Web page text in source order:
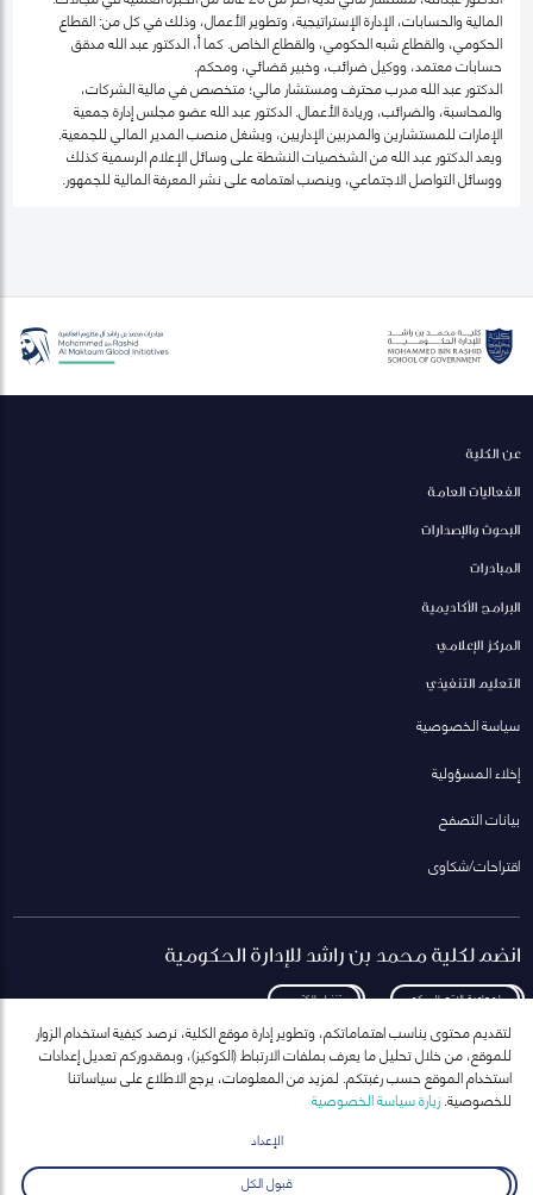
المالية والحسابات، الإدارة الإستراتيجية، وتطوير الأعمال، وذلك في كل من: القطاع
الحكومي، والقطاع شبه الحكومي، والقطاع الخاص. كما أ، الدكتور عبد الله مدقق
حسابات معتمد، ووكيل ضرائب، وخبير قضائي، ومحكم.
الدكتور عبد الله مدرب محترف ومستشار مالي؛ متخصص في مالية الشركات،
والمحاسبة، والضرائب، وريادة الأعمال. الدكتور عبد الله عضو مجلس إدارة جمعية
الإمارات للمستشارين والمدربين الإداريين، ويشغل منصب المدير المالي للجمعية.
ويعد الدكتور عبد الله من الشخصيات النشطة على وسائل الإعلام الرسمية كذلك
ووسائل التواصل الاجتماعي، وينصب اهتمامه على نشر المعرفة المالية للجمهور.
عن الكلية
الفعاليات العامة
البحوث والإصدارات
المبادرات
البرامج الأكاديمية
المركز الإعلامي
التعليم التنفيذي
سياسة الخصوصية
إخلاء المسؤولية
بيانات التصفح
اقتراحات/شكاوى
انضم لكلية محمد بن راشد للإدارة الحكومية
لمعاودة الاتصال بكم تنزيل الكتيب
انضم إلى قائمة مراسلاتنا
ارسال
لتقديم محتوى يناسب اهتماماتكم، وتطوير إدارة موقع الكلية، نرصد كيفية استخدام الزوار
للموقع، من خلال تحليل ما يعرف بملفات الارتباط (الكوكيز)، وبمقدوركم تعديل إعدادات
استخدام الموقع حسب رغبتكم. لمزيد من المعلومات، يرجع الاطلاع على سياساتنا
للخصوصية.زيارة سياسة الخصوصية
الإعداد
قبول الكل